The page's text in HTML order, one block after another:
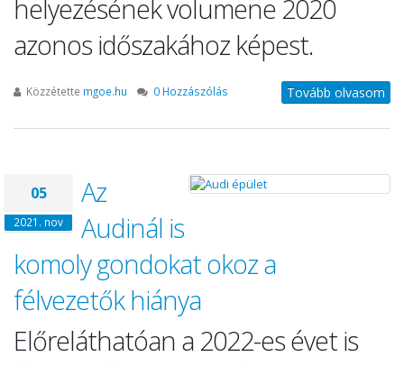
helyezésének volumene 2020
azonos időszakához képest.
Közzétette mgoe.hu 0 Hozzászólás Tovább olvasom
05
2021. nov
Az
Audinál is
komoly gondokat okoz a
félvezetők hiánya
Előreláthatóan a 2022-es évet is